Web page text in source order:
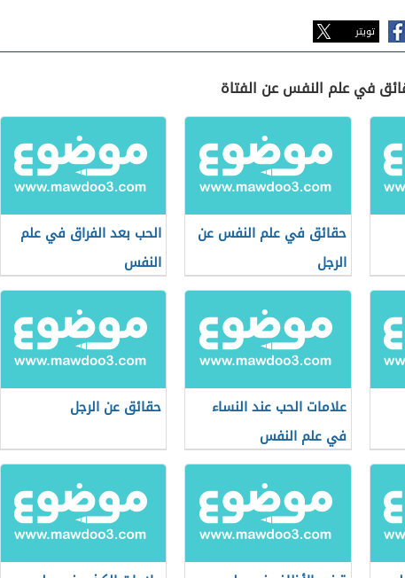
تويتر
في علم النفس عن الفتاة
حقائق في علم النفس عن
الرجل
الحب بعد الفراق في علم
النفس
علامات الحب عند النساء
في علم النفس
حقائق عن الرجل